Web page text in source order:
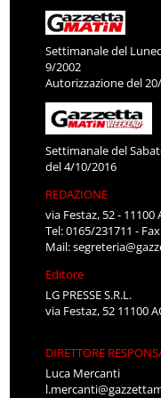
Settimanale del
9/2002
Autorizzazione del
Settimanale del
del 4/10/2016
REDAZIONE
via Festaz, 52 - 11100
Tel: 0165/231711 -
Mail:
Editore
LG PRESSE S.R.L.
via Festaz, 52 11100
DIRETTORE
Luca Mercanti